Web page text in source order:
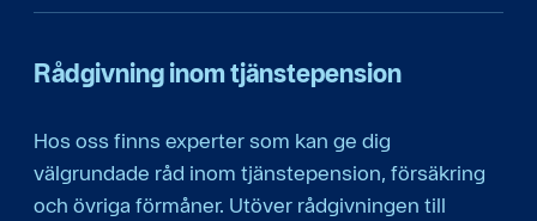
Rådgivning inom tjänstepension
Hos oss finns experter som kan ge dig
välgrundade råd inom tjänstepension, försäkring
och övriga förmåner. Utöver rådgivningen till